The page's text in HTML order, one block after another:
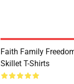
Faith Family
Skillet T-Shirts